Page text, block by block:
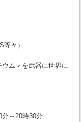
々）
ム＞を武器に世界に
～20時30分